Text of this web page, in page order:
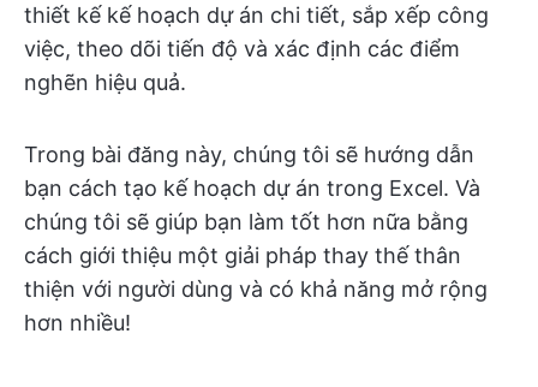
thiết kế kế hoạch dự án chi tiết, sắp xếp công
việc, theo dõi tiến độ và xác định các điểm
nghẽn hiệu quả.
Trong bài đăng này, chúng tôi sẽ hướng dẫn
bạn cách tạo kế hoạch dự án trong Excel. Và
chúng tôi sẽ giúp bạn làm tốt hơn nữa bằng
cách giới thiệu một giải pháp thay thế thân
thiện với người dùng và có khả năng mở rộng
hơn nhiều!